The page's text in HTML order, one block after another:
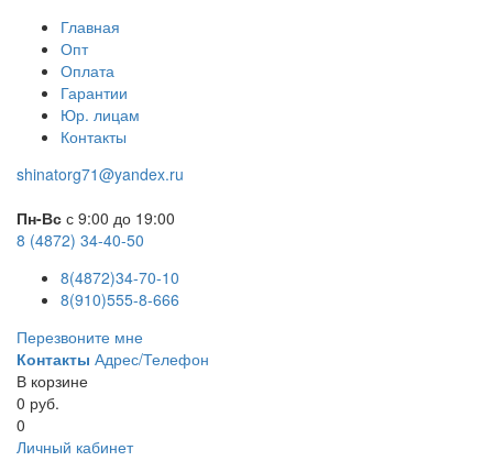
Главная
Опт
Оплата
Гарантии
Юр. лицам
Контакты
shinatorg71@yandex.ru
Пн-Вс с 9:00 до 19:00
8 (4872) 34-40-50
8(4872)34-70-10
8(910)555-8-666
Перезвоните мне
Контакты Адрес/Телефон
В корзине
0 руб.
0
Личный кабинет